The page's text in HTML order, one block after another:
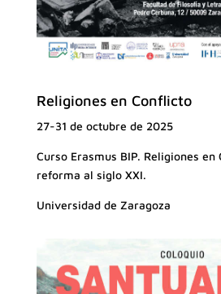
Religiones en Conflicto
27-31 de octubre de 2025
Curso Erasmus BIP. Religiones en
reforma al siglo XXI.
Universidad de Zaragoza